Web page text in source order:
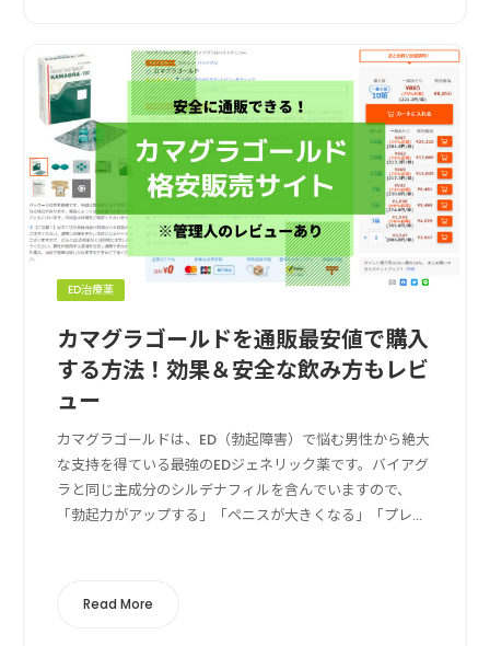
ED治療薬
カマグラゴールドを通販最安値で購入
する方法！効果＆安全な飲み方もレビ
ュー
カマグラゴールドは、ED（勃起障害）で悩む男性から絶大
な支持を得ている最強のEDジェネリック薬です。バイアグ
ラと同じ主成分のシルデナフィルを含んでいますので、
「勃起力がアップする」「ペニスが大きくなる」「プレイ
Read More